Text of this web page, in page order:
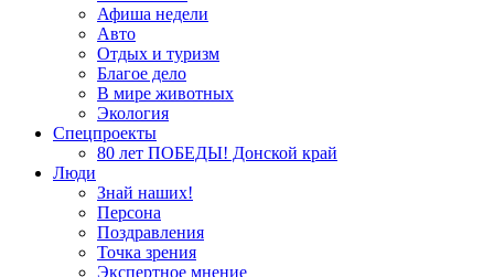
Афиша недели
Авто
Отдых и туризм
Благое дело
В мире животных
Экология
Спецпроекты
80 лет ПОБЕДЫ! Донской край
Люди
Знай наших!
Персона
Поздравления
Точка зрения
Экспертное мнение